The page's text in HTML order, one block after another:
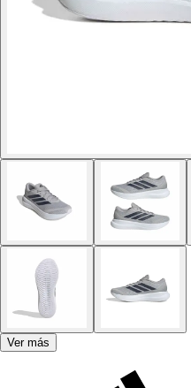
Ver más